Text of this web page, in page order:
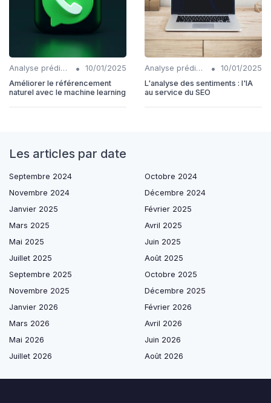
Analyse prédictive en SEO •
10/01/2025
Améliorer le référencement
naturel avec le machine learning
Analyse prédictive en SEO •
10/01/2025
L'analyse des sentiments : l'IA
au service du SEO
Les articles par date
Septembre 2024
Octobre 2024
Novembre 2024
Décembre 2024
Janvier 2025
Février 2025
Mars 2025
Avril 2025
Mai 2025
Juin 2025
Juillet 2025
Août 2025
Septembre 2025
Octobre 2025
Novembre 2025
Décembre 2025
Janvier 2026
Février 2026
Mars 2026
Avril 2026
Mai 2026
Juin 2026
Juillet 2026
Août 2026